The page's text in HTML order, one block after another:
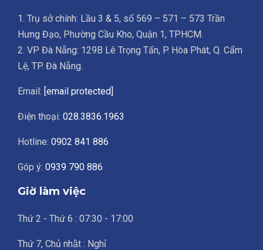
1. Trụ sở chính: Lầu 3 & 5, số 569 – 571 – 573 Trần
Hưng Đạo, Phường Cầu Kho, Quận 1, TPHCM.
2. VP Đà Nẵng: 129B Lê Trọng Tấn, P. Hòa Phát, Q. Cẩm
Lệ, TP. Đà Nẵng.
Email: [email protected]
Điện thoại: 028.3836.1963
Hotline: 0902 841 886
Góp ý: 0939 790 886
Giờ làm việc
Thứ 2 - Thứ 6 : 07:30 - 17:00
Thứ 7, Chủ nhật : Nghỉ